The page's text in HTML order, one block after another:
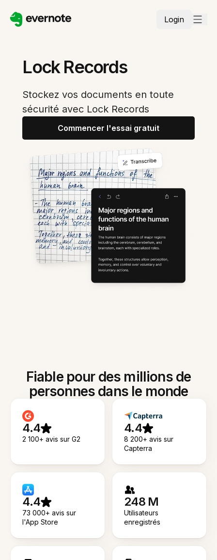
Login
Lock Records
Stockez vos documents en toute
sécurité avec Lock Records
Commencer l'essai gratuit
Fiable pour des millions de
personnes dans le monde
4.4
2 100+ avis sur G2
4.4
8 200+ avis sur
Capterra
4.4
73 000+ avis sur
l'App Store
248 M
Utilisateurs
enregistrés